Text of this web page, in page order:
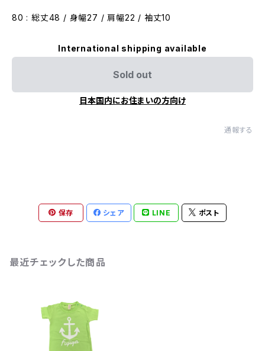
80 : 総丈48 / 身幅27 / 肩幅22 / 袖丈10
International shipping available
Sold out
日本国内にお住まいの方向け
通報する
保存 シェア LINE ポスト
最近チェックした商品